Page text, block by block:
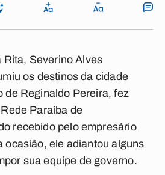
Rita, Severino Alves
os destinos da cidade
de Reginaldo Pereira, fez
Paraíba de
recebido pelo empresário
ocasião, ele adiantou alguns
sua equipe de governo.